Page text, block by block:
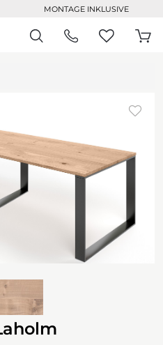
MONTAGE INKLUSIVE